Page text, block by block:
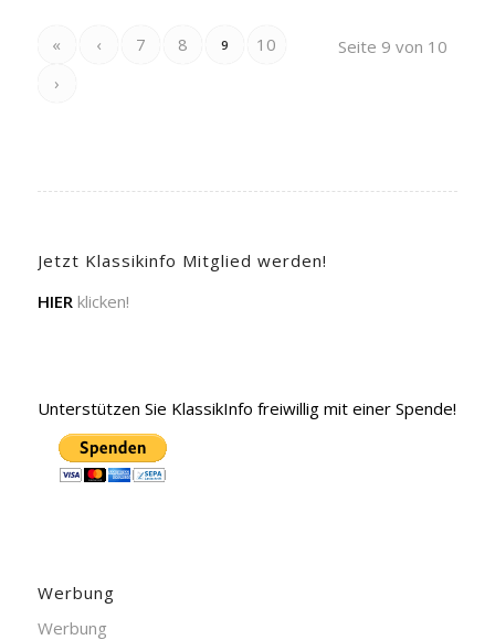
Seite 9 von 10
« ‹ 7 8 9
10
›
Jetzt Klassikinfo Mitglied werden!
HIER klicken!
Unterstützen Sie KlassikInfo freiwillig mit einer Spende!
Werbung
Werbung